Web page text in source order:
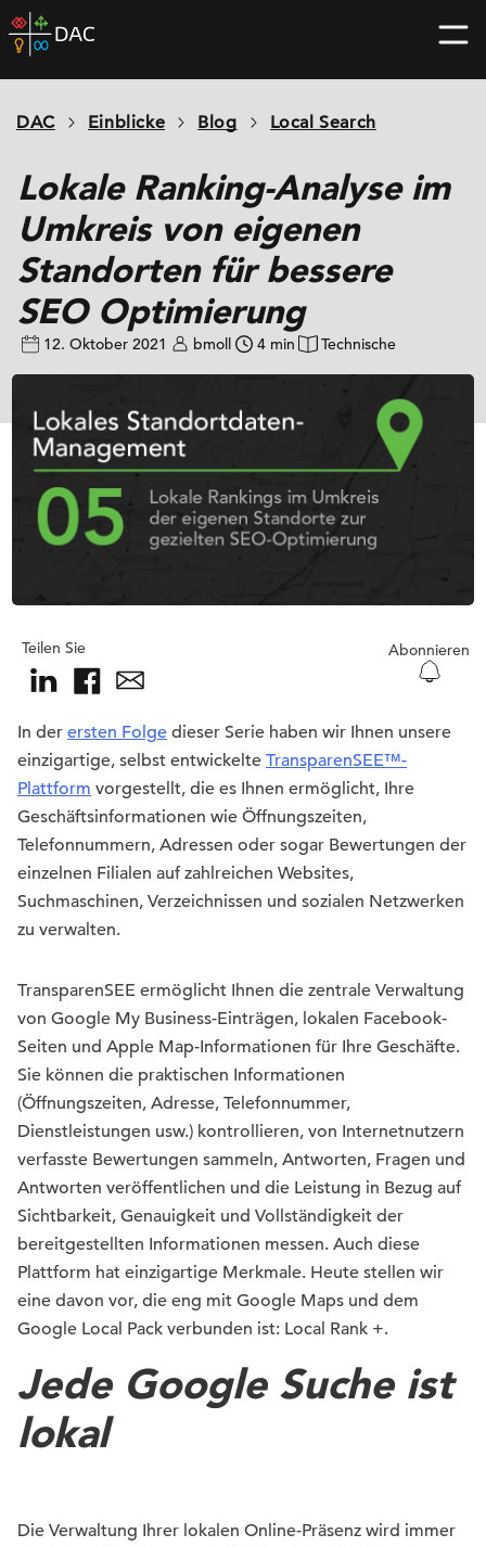
Skip
to
home
DAC Einblicke Blog Local Search
Lokale Ranking-Analyse im
Umkreis von eigenen
Standorten für bessere
SEO Optimierung
12. Oktober 2021 bmoll 4 min Technische
Teilen Sie Abonnieren
In der ersten Folge dieser Serie haben wir Ihnen unsere
einzigartige, selbst entwickelte TransparenSEE™-
Plattform vorgestellt, die es Ihnen ermöglicht, Ihre
Geschäftsinformationen wie Öffnungszeiten,
Telefonnummern, Adressen oder sogar Bewertungen der
einzelnen Filialen auf zahlreichen Websites,
Suchmaschinen, Verzeichnissen und sozialen Netzwerken
zu verwalten.
TransparenSEE ermöglicht Ihnen die zentrale Verwaltung
von Google My Business-Einträgen, lokalen Facebook-
Seiten und Apple Map-Informationen für Ihre Geschäfte.
Sie können die praktischen Informationen
(Öffnungszeiten, Adresse, Telefonnummer,
Dienstleistungen usw.) kontrollieren, von Internetnutzern
verfasste Bewertungen sammeln, Antworten, Fragen und
Antworten veröffentlichen und die Leistung in Bezug auf
Sichtbarkeit, Genauigkeit und Vollständigkeit der
bereitgestellten Informationen messen. Auch diese
Plattform hat einzigartige Merkmale. Heute stellen wir
eine davon vor, die eng mit Google Maps und dem
Google Local Pack verbunden ist: Local Rank +.
Jede Google Suche ist
lokal
Die Verwaltung Ihrer lokalen Online-Präsenz wird immer